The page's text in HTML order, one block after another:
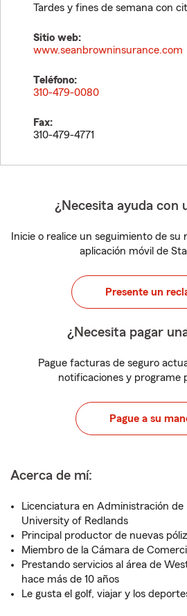
Tardes y fines de semana con
Sitio web:
www.seanbrowninsurance.com
Teléfono:
310-479-0080
Fax:
310-479-4771
¿Necesita ayuda con
Inicie o realice un seguimiento de su
aplicación móvil de
Presente un
¿Necesita pagar
Pague facturas de seguro
notificaciones y programe
Pague a su
Acerca de mí:
Licenciatura en Administración de
University of Redlands
Principal productor de nuevas
Miembro de la Cámara de
Prestando servicios al área de
hace más de 10 años
Le gusta el golf, viajar y los